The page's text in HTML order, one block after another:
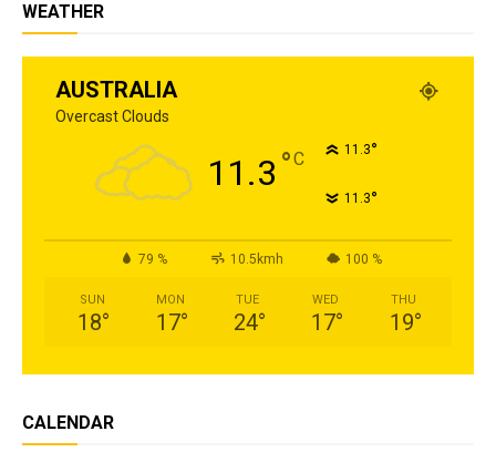
WEATHER
AUSTRALIA
Overcast Clouds
11.3 °C 11.3°
11.3°
79 % 10.5kmh 100 %
SUN
18°
MON
17°
TUE
24°
WED
17°
THU
19°
CALENDAR